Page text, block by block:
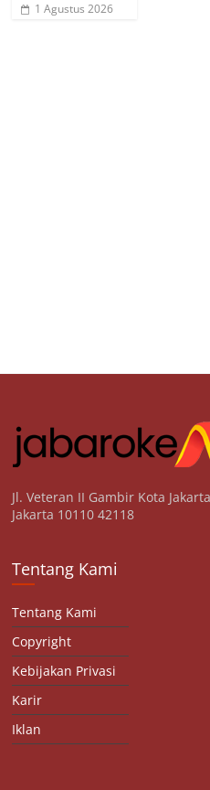
1 Agustus 2026
Jl. Veteran II Gambir Kota
Jakarta 10110 42118
Tentang Kami
Tentang Kami
Copyright
Kebijakan Privasi
Karir
Iklan